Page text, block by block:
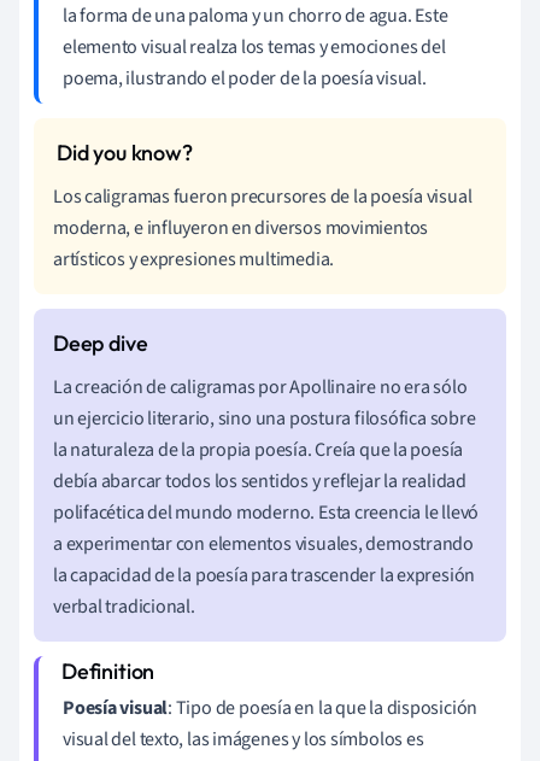
la forma de una paloma y un chorro de agua. Este
elemento visual realza los temas y emociones del
poema, ilustrando el poder de la poesía visual.
Los caligramas fueron precursores de la poesía visual
moderna, e influyeron en diversos movimientos
artísticos y expresiones multimedia.
La creación de caligramas por Apollinaire no era sólo
un ejercicio literario, sino una postura filosófica sobre
la naturaleza de la propia poesía. Creía que la poesía
debía abarcar todos los sentidos y reflejar la realidad
polifacética del mundo moderno. Esta creencia le llevó
a experimentar con elementos visuales, demostrando
la capacidad de la poesía para trascender la expresión
verbal tradicional.
Poesía visual: Tipo de poesía en la que la disposición
visual del texto, las imágenes y los símbolos es